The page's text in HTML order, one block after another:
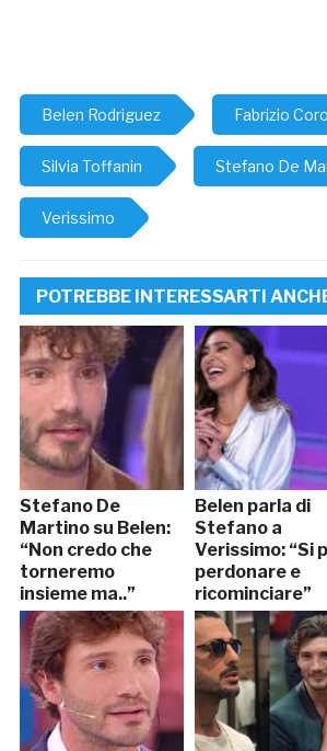
Belen Rodriguez Fabrizio
Silvia Toffanin Stefano De
Verissimo
POTREBBE INTERESSARTI
Stefano De
Martino su Belen:
“Non credo che
torneremo
insieme ma..”
Belen parla di
Stefano a
Verissimo: “Si
perdonare e
ricominciare”